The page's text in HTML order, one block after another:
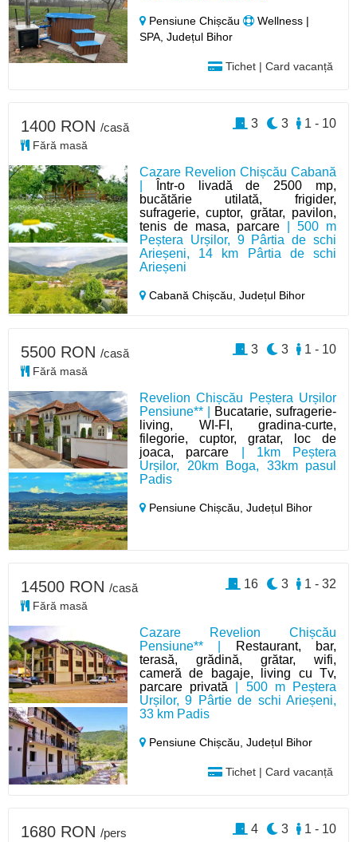
Pensiune Chișcău
Wellness |
SPA, Județul Bihor
Tichet | Card vacanță
Cazare Revelion Chișcău Cabană
Într-o livadă de 2500 mp,
bucătărie utilată, frigider,
sufragerie, cuptor, grătar, pavilon,
tenis de masa, parcare | 500 m
Peștera Urșilor, 9 Pârtia de schi
Arieșeni, 14 km Pârtia de schi
Arieșeni
Cabană Chișcău,Județul Bihor
1400 RON /casă
Fără masă
1 - 10
3
3
Revelion Chișcău Peștera Urșilor
Pensiune** |
Bucatarie, sufragerie-
living, WI-FI, gradina-curte,
filegorie, cuptor, gratar, loc de
joaca, parcare | 1km Peștera
Urșilor, 20km Boga, 33km pasul
Padis
Pensiune Chișcău,Județul Bihor
5500 RON /casă
Fără masă
1 - 10
3
3
Cazare Revelion Chișcău
Pensiune** |
Restaurant, bar,
terasă, grădină, grătar, wifi,
cameră de bagaje, living cu Tv,
parcare privată | 500 m Peștera
Urșilor, 9 Pârtie de schi Arieșeni,
33 km Padis
Pensiune Chișcău,Județul Bihor
Tichet | Card vacanță
14500 RON /casă
Fără masă
1 - 32
3
16
1680 RON /pers 1 - 10
3
4